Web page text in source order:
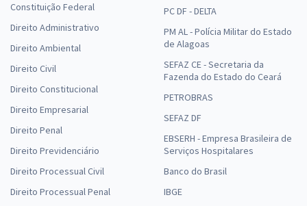
Constituição Federal
Direito Administrativo
Direito Ambiental
Direito Civil
Direito Constitucional
Direito Empresarial
Direito Penal
Direito Previdenciário
Direito Processual Civil
Direito Processual Penal
PC DF - DELTA
PM AL - Polícia Militar do Estado
de Alagoas
SEFAZ CE - Secretaria da
Fazenda do Estado do Ceará
PETROBRAS
SEFAZ DF
EBSERH - Empresa Brasileira de
Serviços Hospitalares
Banco do Brasil
IBGE